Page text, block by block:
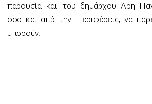
παρουσία και του δημάρχου Άρη
όσο και από την Περιφέρεια, να
μπορούν.